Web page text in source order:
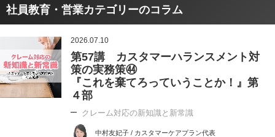
社員教育・営業カテゴリーのコラム
2026.07.10
第57講 カスタマーハランスメント対
策の実務策㊹
『これを棄てろっていうことか！』第
４部
クレーム対応の新知識と新常識
中村友妃子 / カスタマーケアプラン代表